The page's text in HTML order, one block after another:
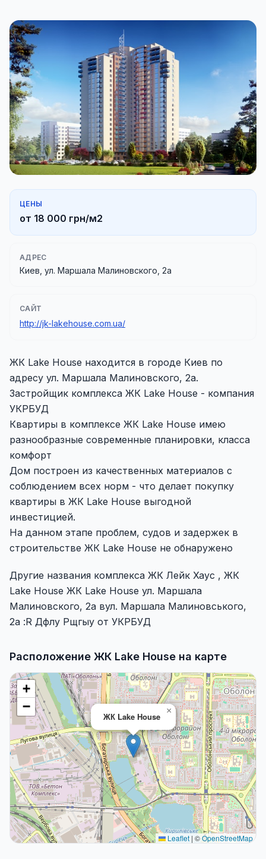
ЦЕНЫ
от 18 000 грн/м2
АДРЕС
Киев, ул. Маршала Малиновского, 2а
САЙТ
http://jk-lakehouse.com.ua/
ЖК Lake House находится в городе Киев по
адресу ул. Маршала Малиновского, 2а.
Застройщик комплекса ЖК Lake House - компания
УКРБУД
Квартиры в комплексе ЖК Lake House имею
разнообразные современные планировки, класса
комфорт
Дом построен из качественных материалов с
соблюдением всех норм - что делает покупку
квартиры в ЖК Lake House выгодной
инвестицией.
На данном этапе проблем, судов и задержек в
строительстве ЖК Lake House не обнаружено
Другие названия комплекса ЖК Лейк Хаус , ЖК
Lake House ЖК Lake House ул. Маршала
Малиновского, 2а вул. Маршала Малиновського,
2а :R Дфлу Рщгыу от УКРБУД
Расположение ЖК Lake House на карте
ЖК Lake House
×
+
−
Leaflet | ©OpenStreetMap